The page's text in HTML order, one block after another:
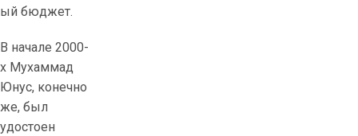
ый бюджет.
В начале 2000-
х Мухаммад
Юнус, конечно
же, был
удостоен